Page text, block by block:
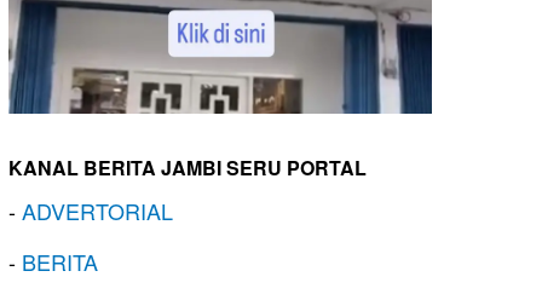
KANAL BERITA JAMBI SERU PORTAL
-ADVERTORIAL
- BERITA